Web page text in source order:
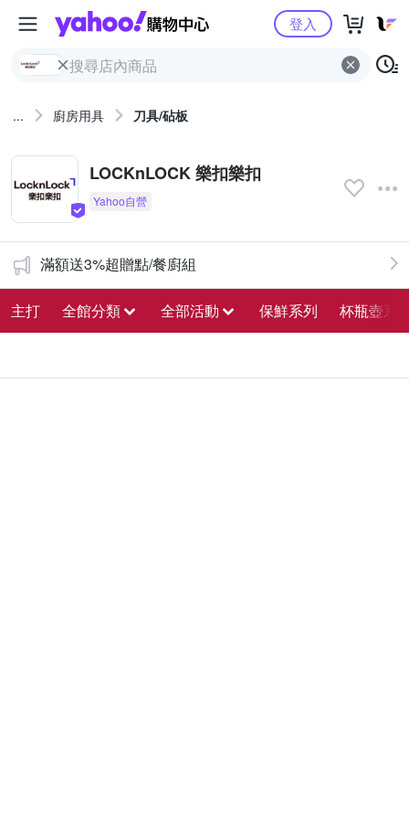
Yahoo購物中心
登入
... 廚房用具 刀具/砧板
LOCKnLOCK 樂扣樂扣
滿額送3%超贈點/餐廚組
主打 全館分類 全部活動 保鮮系列 杯瓶壺系